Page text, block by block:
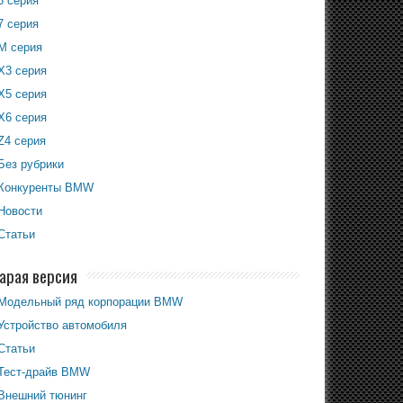
серия
серия
серия
серия
серия
серия
рубрики
BMW
версия
ряд корпорации BMW
автомобиля
драйв BMW
тюнинг